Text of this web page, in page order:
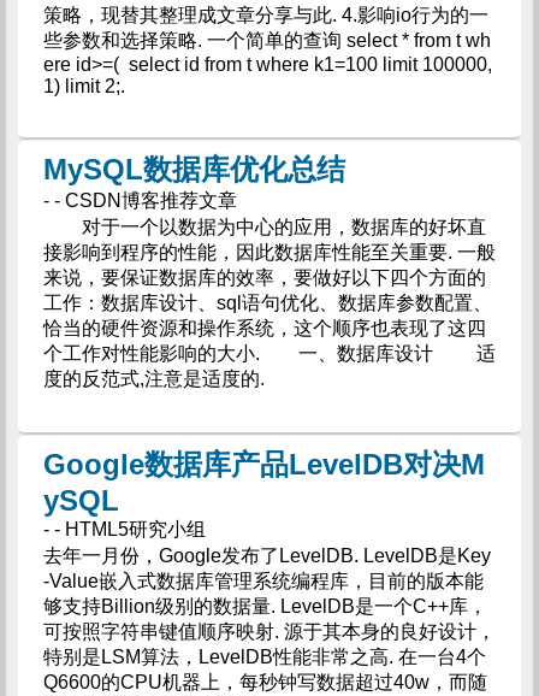
策略，现替其整理成文章分享与此. 4.影响io行为的一
些参数和选择策略. 一个简单的查询 select * from t wh
ere id>=( select id from t where k1=100 limit 100000,
1) limit 2;.
MySQL数据库优化总结
- - CSDN博客推荐文章
对于一个以数据为中心的应用，数据库的好坏直
接影响到程序的性能，因此数据库性能至关重要. 一般
来说，要保证数据库的效率，要做好以下四个方面的
工作：数据库设计、sql语句优化、数据库参数配置、
恰当的硬件资源和操作系统，这个顺序也表现了这四
个工作对性能影响的大小. 一、数据库设计 适
度的反范式,注意是适度的.
Google数据库产品LevelDB对决M
ySQL
- - HTML5研究小组
去年一月份，Google发布了LevelDB. LevelDB是Key
-Value嵌入式数据库管理系统编程库，目前的版本能
够支持Billion级别的数据量. LevelDB是一个C++库，
可按照字符串键值顺序映射. 源于其本身的良好设计，
特别是LSM算法，LevelDB性能非常之高. 在一台4个
Q6600的CPU机器上，每秒钟写数据超过40w，而随